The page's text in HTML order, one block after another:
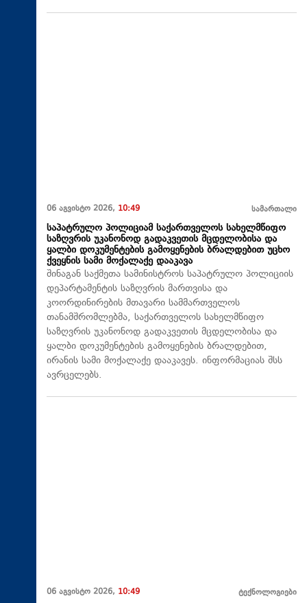
06 აგვისტო 2026, 10:49 სამართალი
საპატრულო პოლიციამ საქართველოს სახელმწიფო
საზღვრის უკანონოდ გადაკვეთის მცდელობისა და
ყალბი დოკუმენტების გამოყენების ბრალდებით უცხო
ქვეყნის სამი მოქალაქე დააკავა
შინაგან საქმეთა სამინისტროს საპატრულო პოლიციის
დეპარტამენტის საზღვრის მართვისა და
კოორდინირების მთავარი სამმართველოს
თანამშრომლებმა, საქართველოს სახელმწიფო
საზღვრის უკანონოდ გადაკვეთის მცდელობისა და
ყალბი დოკუმენტების გამოყენების ბრალდებით,
ირანის სამი მოქალაქე დააკავეს. ინფორმაციას შსს
ავრცელებს.
06 აგვისტო 2026, 10:49 ტექნოლოგიები